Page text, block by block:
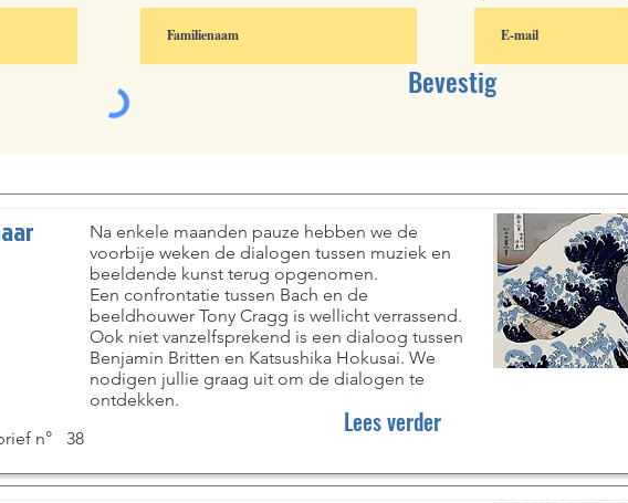
Bevestig
Na enkele maanden pauze hebben we de
voorbije weken de dialogen tussen muziek en
beeldende kunst terug opgenomen.
Een confrontatie tussen Bach en de
beeldhouwer Tony Cragg is wellicht verrassend.
Ook niet vanzelfsprekend is een dialoog tussen
Benjamin Britten en Katsushika Hokusai. We
nodigen jullie graag uit om de dialogen te
ontdekken.
n° 38
Lees verder